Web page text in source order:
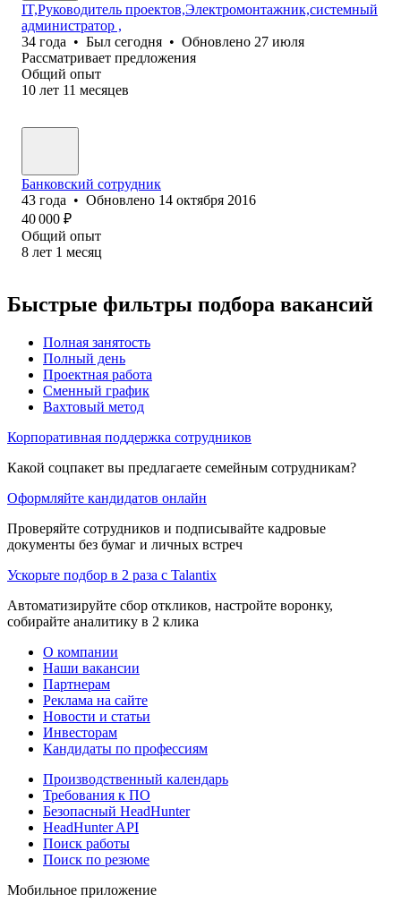
IT,Руководитель проектов,Электромонтажник,системный
администратор ,
34 года • Был сегодня • Обновлено 27 июля
Рассматривает предложения
Общий опыт
10 лет 11 месяцев
Банковский сотрудник
43 года • Обновлено 14 октября 2016
40 000 ₽
Общий опыт
8 лет 1 месяц
Быстрые фильтры подбора вакансий
Полная занятость
Полный день
Проектная работа
Сменный график
Вахтовый метод
Корпоративная поддержка сотрудников
Какой соцпакет вы предлагаете семейным сотрудникам?
Оформляйте кандидатов онлайн
Проверяйте сотрудников и подписывайте кадровые
документы без бумаг и личных встреч
Ускорьте подбор в 2 раза с Talantix
Автоматизируйте сбор откликов, настройте воронку,
собирайте аналитику в 2 клика
О компании
Наши вакансии
Партнерам
Реклама на сайте
Новости и статьи
Инвесторам
Кандидаты по профессиям
Производственный календарь
Требования к ПО
Безопасный HeadHunter
HeadHunter API
Поиск работы
Поиск по резюме
Мобильное приложение